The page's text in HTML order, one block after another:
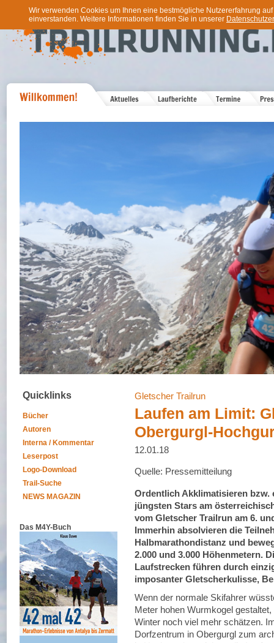
Wir verwenden Cookies um Ihnen eine bestmögliche Nutzererfahrung
einverstanden. Weitere Informationen finden Sie in unserer
Quicklinks
Bücher
Autoren
Interna / Kommentar
Leserpost
Logo-Download
Trail-Suche
NEWS MAGAZIN
Das M4Y-Buch
Gletscher Trailrun
Laufen am Limit:
Obergurgl-
12.01.18
Quelle: Pressemitteilung
Ordentlich Akklimatisieren
jüngsten Stars am
vom Gletscher Trailrun am 6.
Immerhin absolvieren die
Halbmarathondistanz und
2.000 und 3.000 Höhenmetern.
Laufstrecken führen durch
imposanter Gletscherkulisse,
Wenn der normale Skifahrer
Meter hohen Wurmkogel
Winter noch viel mehr schätzen.
Dorfzentrum in Obergurgl zum